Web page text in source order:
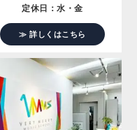
定休日：水・金
≫ 詳しくはこちら